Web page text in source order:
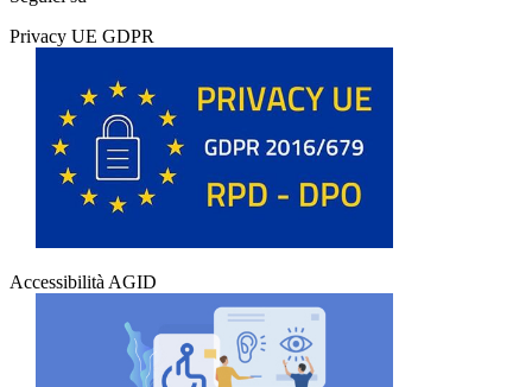
Privacy UE GDPR
Accessibilità AGID